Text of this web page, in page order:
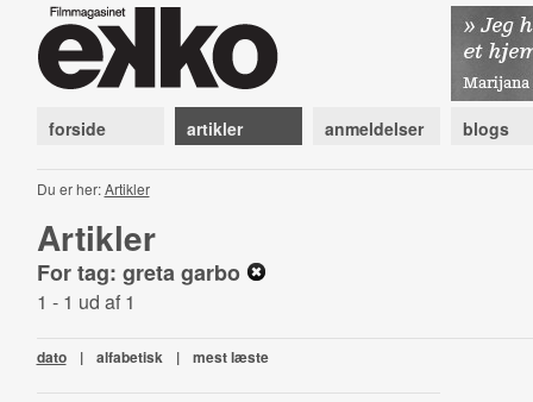
forside artikler anmeldelser blogs
Du er her:Artikler
Artikler
For tag: greta garbo
1 - 1 ud af 1
dato | alfabetisk | mest læste